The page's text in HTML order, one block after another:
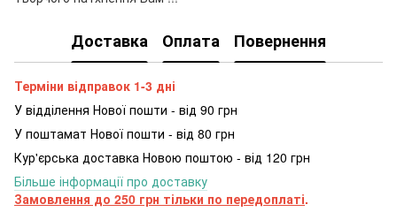
Доставка Оплата Повернення
Терміни відправок 1-3 дні
У відділення Нової пошти - від 90 грн
У поштамат Нової пошти - від 80 грн
Кур'єрська доставка Новою поштою - від 120 грн
Більше інформації про доставку
Замовлення до 250 грн тільки по передоплаті.